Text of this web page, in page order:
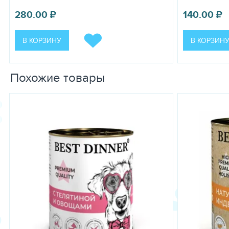
280.00₽
В КОРЗИНУ
140.00₽
В КОРЗИНУ
Похожие товары